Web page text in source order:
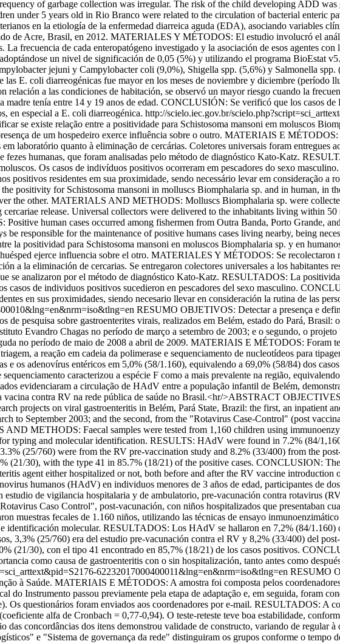
of garbage collection was irregular. The risk of the child developing ADD was
under 5 years old in Rio Branco were related to the circulation of bacterial enteric
en la etiología de la enfermedad diarreica aguda (EDA), asociando variables
de Acre, Brasil, en 2012. MATERIALES Y MÉTODOS: El estudio involucró el
frecuencia de cada enteropatógeno investigado y la asociación de esos agentes con
un nivel de significación de 0,05 (5%) y utilizando el programa BioEstat
jejuni y Campylobacter coli (9,0%), Shigella spp. (5,6%) y Salmonella
E. coli diarreogénicas fue mayor en los meses de noviembre y diciembre (período
a las condiciones de habitación, se observó un mayor riesgo cuando la
tenía entre 14 y 19 anos de edad. CONCLUSIÓN: Se verificó que los casos de
en especial a E. coli diarreogénica. http://scielo.iec.gov.br/
se existe relação entre a positividade para Schistosoma mansoni em moluscos
de um hospedeiro exerce influência sobre o outro. MATERIAIS E
laboratório quanto à eliminação de cercárias. Coletores universais foram entregues
fezes humanas, que foram analisadas pelo método de diagnóstico Kato-Katz.
Os casos de indivíduos positivos ocorreram em pescadores do sexo
positivos residentes em sua proximidade, sendo necessário levar em consideração a
positivity for Schistosoma mansoni in molluscs Biomphalaria sp. and in human, in
the other. MATERIALS AND METHODS: Molluscs Biomphalaria sp. were
release. Universal collectors were delivered to the inhabitants living within
human cases occurred among fishermen from Outra Banda, Porto Grande,
responsible for the maintenance of positive humans cases living nearby, being
positividad para Schistosoma mansoni en moluscos Biomphalaria sp. y en
ejerce influencia sobre el otro. MATERIALES Y MÉTODOS: Se recolectaron
a la eliminación de cercarias. Se entregaron colectores universales a los habitantes
se analizaron por el método de diagnóstico Kato-Katz. RESULTADOS: La
casos de individuos positivos sucedieron en pescadores del sexo masculino.
en sus proximidades, siendo necesario llevar en consideración la rutina de las
RESUMO OBJETIVOS: Detectar a presença e
pesquisa sobre gastroenterites virais, realizados em Belém, estado do Pará, Brasil:
Evandro Chagas no período de março a setembro de 2003; e o segundo, o
no período de maio de 2008 a abril de 2009. MATERIAIS E MÉTODOS: Foram
a reação em cadeia da polimerase e sequenciamento de nucleotídeos para
os adenovírus entéricos em 5,0% (58/1.160), equivalendo a 69,0% (58/84) dos
caracterizou a espécie F como a mais prevalente na região,
evidenciaram a circulação de HAdV entre a população infantil de Belém,
vacina contra RV na rede pública de saúde no Brasil.<hr/>ABSTRACT
projects on viral gastroenteritis in Belém, Pará State, Brazil: the first, an inpatient
to September 2003; and the second, from the "Rotavirus Case-Control" (post
METHODS: Faecal samples were tested from 1,160 children using
typing and molecular identification. RESULTS: HAdV were found in 7.2% (84/
(25/760) were from the RV pre-vaccination study and 8.2% (33/400) from the
(21/30), with the type 41 in 85.7% (18/21) of the positive cases. CONCLUSION:
agent either hospitalized or not, both before and after the RV vaccine
humanos (HAdV) en individuos menores de 3 años de edad, participantes de
estudio de vigilancia hospitalaria y de ambulatorio, pre-vacunación contra rotavirus
Caso Control", post-vacunación, con niños hospitalizados que presentaban
fecales de 1.160 niños, utilizando las técnicas de ensayo
identificación molecular. RESULTADOS: Los HAdV se hallaron en 7,2% (84/1.160)
3,3% (25/760) era del estudio pre-vacunación contra el RV y 8,2% (33/400) del
(21/30), con el tipo 41 encontrado en 85,7% (18/21) de los casos positivos.
como causa de gastroenteritis con o sin hospitalización, tanto antes como
62232017000400011&lng=en&nrm=iso&tlng=en RESUMO
à Saúde. MATERIAIS E MÉTODOS: A amostra foi composta pelos
Instrumento passou previamente pela etapa de adaptação e, em seguida, foram
Os questionários foram enviados aos coordenadores por e-mail. RESULTADOS: A
alfa de Cronbach = 0,77-0,94). O teste-reteste teve boa estabilidade,
concordâncias dos itens demonstrou validade de constructo, variando de regular à
e "Sistema de governança da rede" distinguiram os grupos conforme o